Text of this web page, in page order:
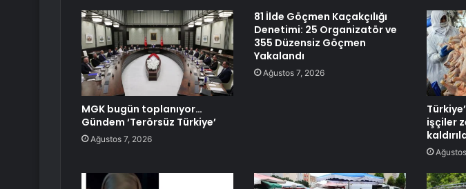
MGK bugün toplanıyor…
Gündem ‘Terörsüz Türkiye’
Ağustos 7, 2026
81 İlde Göçmen Kaçakçılığı
Denetimi: 25 Organizatör ve
355 Düzensiz Göçmen
Yakalandı
Ağustos 7, 2026
işçiler